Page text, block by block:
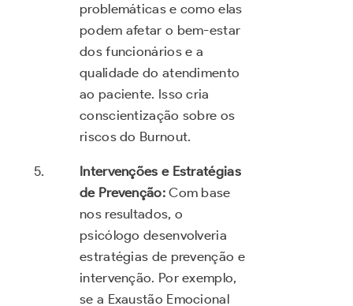
problemáticas e como elas
podem afetar o bem-estar
dos funcionários e a
qualidade do atendimento
ao paciente. Isso cria
conscientização sobre os
riscos do Burnout.
Intervenções e Estratégias
de Prevenção:Com base
nos resultados, o
psicólogo desenvolveria
estratégias de prevenção e
intervenção. Por exemplo,
se a Exaustão Emocional